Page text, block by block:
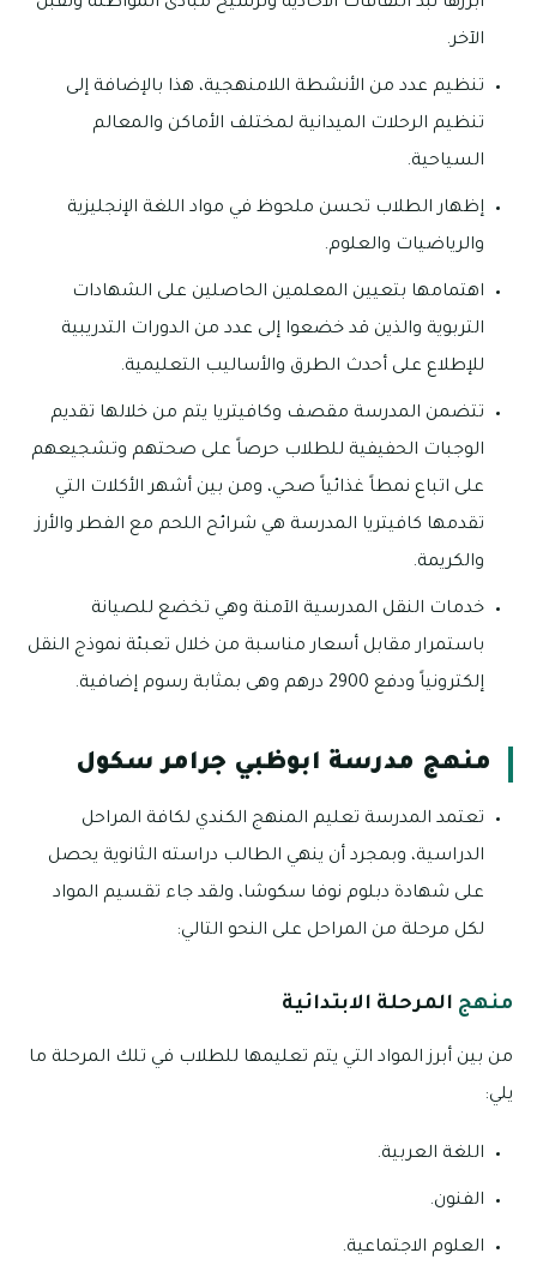
الآخر.
تنظيم عدد من الأنشطة اللامنهجية، هذا بالإضافة إلى
تنظيم الرحلات الميدانية لمختلف الأماكن والمعالم
السياحية.
إظهار الطلاب تحسن ملحوظ في مواد اللغة الإنجليزية
والرياضيات والعلوم.
اهتمامها بتعيين المعلمين الحاصلين على الشهادات
التربوية والذين قد خضعوا إلى عدد من الدورات التدريبية
للإطلاع على أحدث الطرق والأساليب التعليمية.
تتضمن المدرسة مقصف وكافيتريا يتم من خلالها تقديم
الوجبات الحفيفية للطلاب حرصاً على صحتهم وتشجيعهم
على اتباع نمطاً غذائياً صحي، ومن بين أشهر الأكلات التي
تقدمها كافيتريا المدرسة هي شرائح اللحم مع الفطر والأرز
والكريمة.
خدمات النقل المدرسية الآمنة وهي تخضع للصيانة
باستمرار مقابل أسعار مناسبة من خلال تعبئة نموذج النقل
إلكترونياً ودفع 2900 درهم وهى بمثابة رسوم إضافية.
منهج مدرسة ابوظبي جرامر سكول
تعتمد المدرسة تعليم المنهج الكندي لكافة المراحل
الدراسية، وبمجرد أن ينهي الطالب دراسته الثانوية يحصل
على شهادة دبلوم نوفا سكوشا، ولقد جاء تقسيم المواد
لكل مرحلة من المراحل على النحو التالي:
منهج المرحلة الابتدائية
من بين أبرز المواد التي يتم تعليمها للطلاب في تلك المرحلة ما
يلي:
اللغة العربية.
الفنون.
العلوم الاجتماعية.